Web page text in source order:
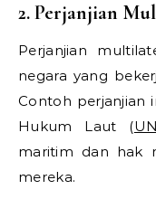
2. Perjanjian
Perjanjian
negara yang
Contoh perjanjian
Hukum Laut (
maritim dan hak
mereka.